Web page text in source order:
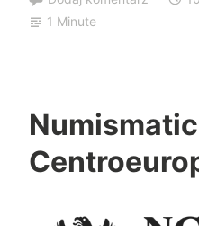
1 Minute